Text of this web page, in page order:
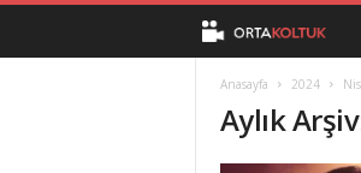
r
Anasayfa 2024
Aylık